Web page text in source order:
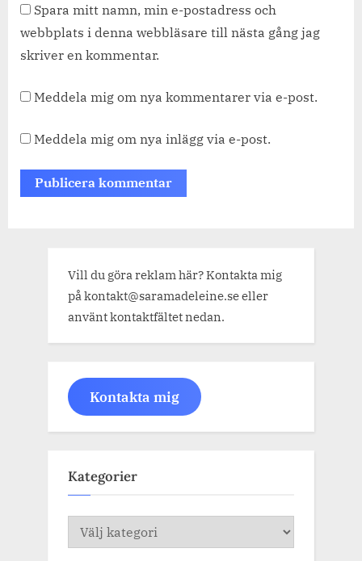
Spara mitt namn, min e-postadress och
webbplats i denna webbläsare till nästa gång jag
skriver en kommentar.
Meddela mig om nya kommentarer via e-post.
Meddela mig om nya inlägg via e-post.
Vill du göra reklam här? Kontakta mig
på kontakt@saramadeleine.se eller
använt kontaktfältet nedan.
Kontakta mig
Kategorier
Kategorier